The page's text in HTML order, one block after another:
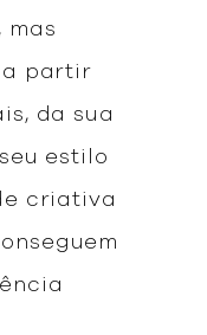
mas
a partir
da sua
estilo
criativa